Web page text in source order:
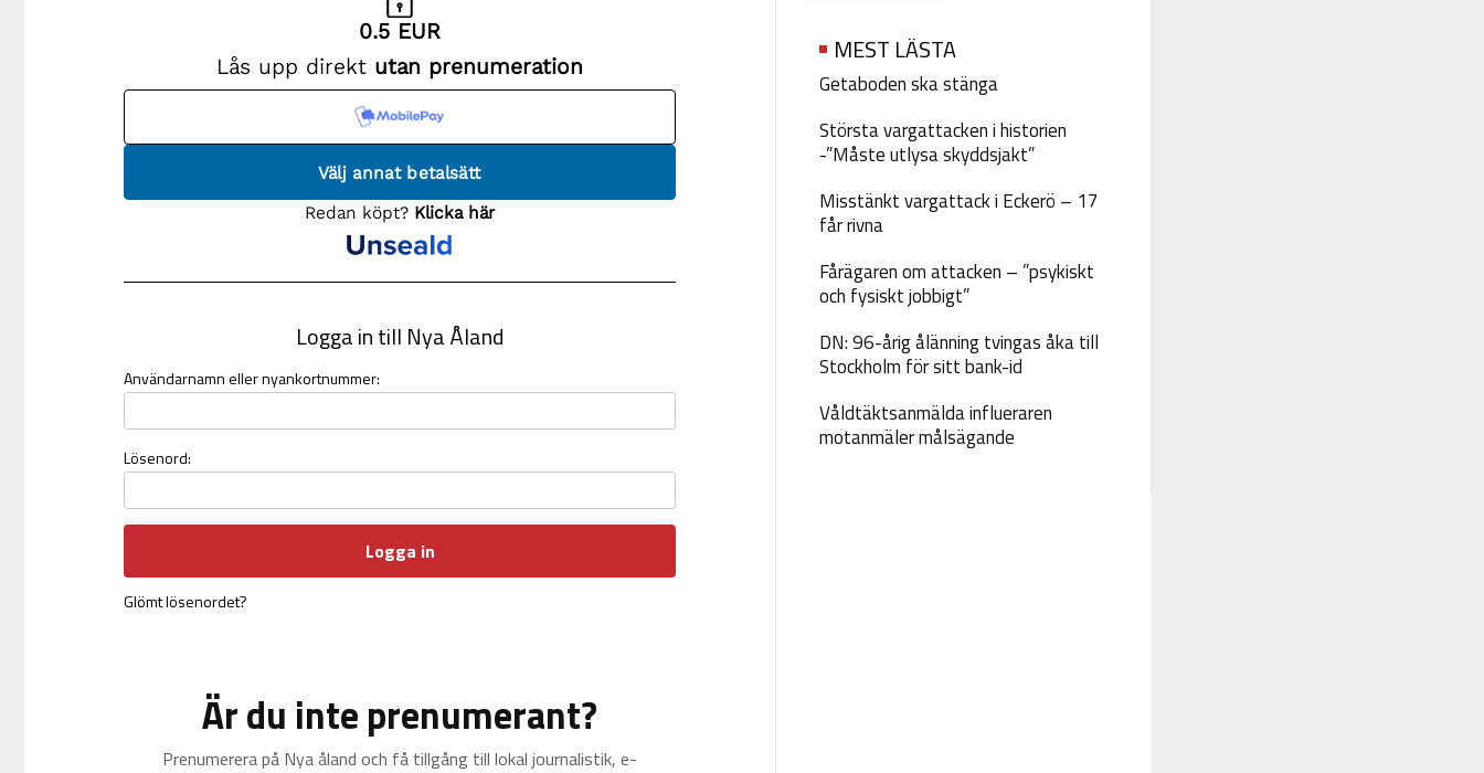
MEST LÄSTA
Getaboden ska stänga
Största vargattacken i historien
-”Måste utlysa skyddsjakt”
Misstänkt vargattack i Eckerö – 17
får rivna
Fårägaren om attacken – ”psykiskt
och fysiskt jobbigt”
DN: 96-årig ålänning tvingas åka till
Stockholm för sitt bank-id
Våldtäktsanmälda influeraren
motanmäler målsägande